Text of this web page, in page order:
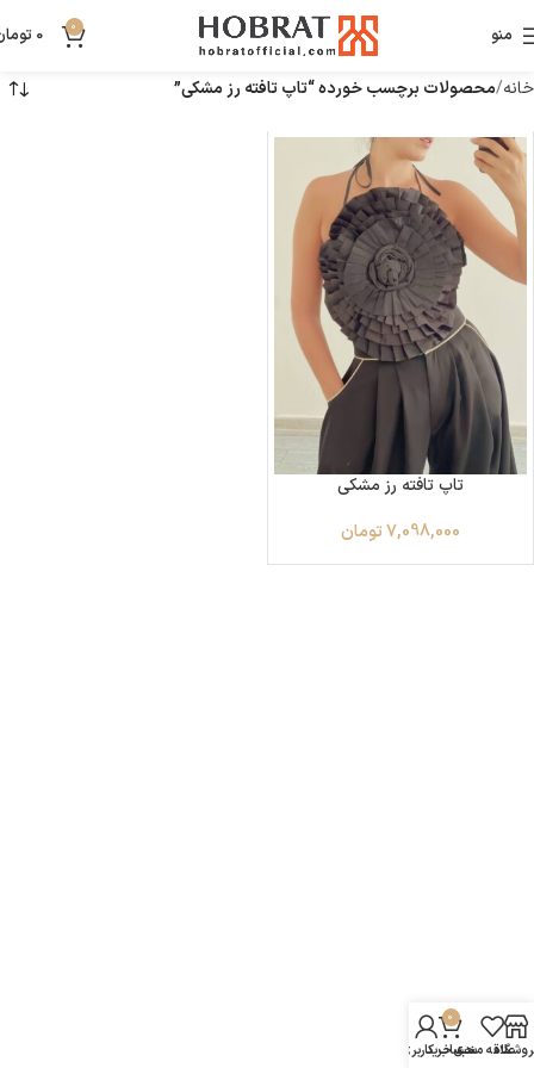
منو 0
0
خانه محصولات برچسب خورده “تاپ تافته رز مشکی”
تاپ تافته رز مشکی
7,098,000تومان
علاقه مندی
0
سبد خرید
حساب کاربری من